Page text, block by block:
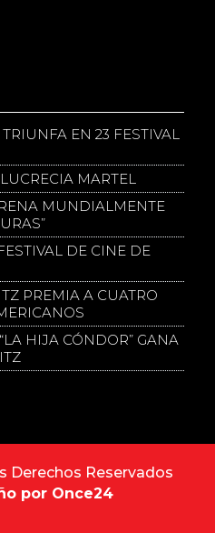
TRIUNFA EN 23 FESTIVAL
MARTEL
MUNDIALMENTE
DE CINE DE
PREMIA A CUATRO
HIJA CÓNDOR” GANA
Derechos Reservados
por Once24